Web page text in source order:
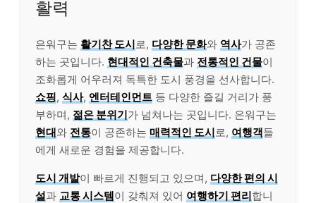
활력
은워구는 활기찬 도시로, 다양한 문화와 역사가 공존
하는 곳입니다. 현대적인 건축물과 전통적인 건물이
조화롭게 어우러져 독특한 도시 풍경을 선사합니다.
쇼핑, 식사, 엔터테인먼트 등 다양한 즐길 거리가 풍
부하며, 젊은 분위기가 넘쳐나는 곳입니다. 은워구는
현대와 전통이 공존하는 매력적인 도시로, 여행객들
에게 새로운 경험을 제공합니다.
도시 개발이 빠르게 진행되고 있으며, 다양한 편의 시
설과 교통 시스템이 갖춰져 있어 여행하기 편리합니